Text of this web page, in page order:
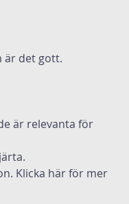
är det gott.
är relevanta för
Klicka här för mer